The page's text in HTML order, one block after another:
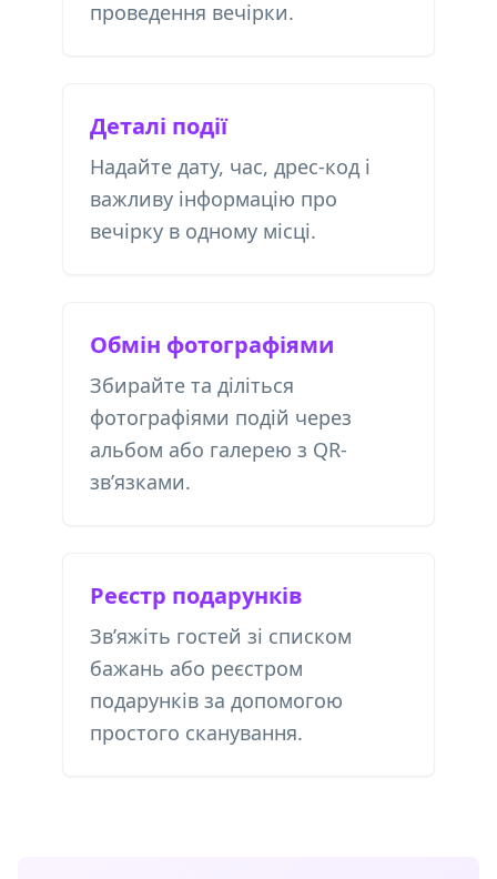
проведення вечірки.
Деталі події
Надайте дату, час, дрес-код і
важливу інформацію про
вечірку в одному місці.
Обмін фотографіями
Збирайте та діліться
фотографіями подій через
альбом або галерею з QR-
зв’язками.
Реєстр подарунків
Зв’яжіть гостей зі списком
бажань або реєстром
подарунків за допомогою
простого сканування.